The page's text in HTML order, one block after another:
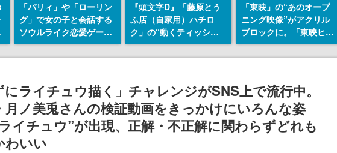
「パリィ」や「ローリン
グ」で女の子と会話する
ソウルライク恋愛ゲーム
『小早川さんはソウルラ
イク』無料公開。返事に
『頭文字D』「藤原とう
ふ店（自家用）ハチロ
ク」の“動くティッシュ
ケース”が買えるポップ
アップショップが開催
群馬の「イオンモール高
崎」にて、8月11日から8
月20日までの期間限定で
開催予定
「東映」の“あのオープ
ニング映像”がアクリル
ブロックに。「東映ヒス
トリカル グッズコレクシ
ョン」が8月下旬より発
にライチュウ描く」チャレンジがSNS上で流行中。
月ノ美兎さんの検証動画をきっかけにいろんな姿
イチュウ”が出現、正解・不正解に関わらずどれも
わいい